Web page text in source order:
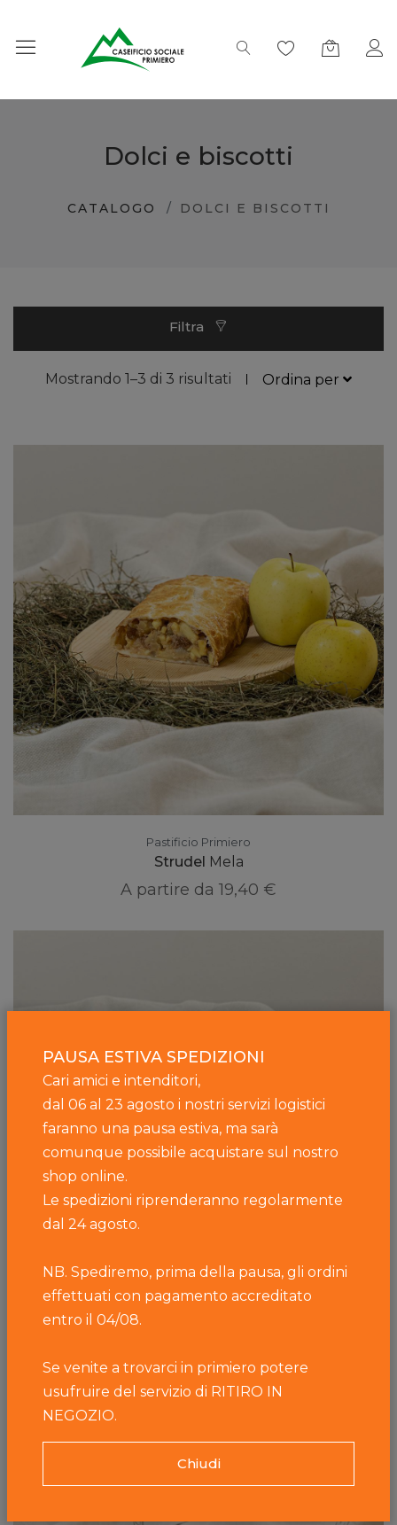
Dolci e biscotti
CATALOGO DOLCI E BISCOTTI
Filtra
Mostrando 1–3 di 3 risultati Ordina per
Pastificio Primiero
Strudel Mela
A partire da 19,40 €
A partire da10,60 €
PAUSA ESTIVA SPEDIZIONI
Cari amici e intenditori,
dal 06 al 23 agosto i nostri servizi logistici
faranno una pausa estiva, ma sarà
comunque possibile acquistare sul nostro
shop online.
Le spedizioni riprenderanno regolarmente
dal 24 agosto.
NB. Spediremo, prima della pausa, gli ordini
effettuati con pagamento accreditato
entro il 04/08.
Se venite a trovarci in primiero potere
usufruire del servizio di RITIRO IN
NEGOZIO.
Chiudi